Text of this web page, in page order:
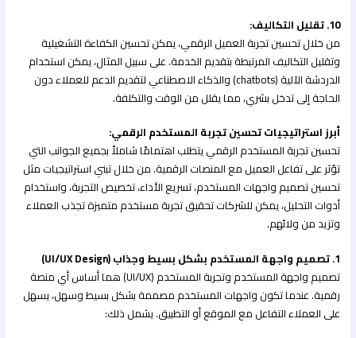
10. تقليل التكاليف:
من خلال تحسين تجربة العميل الرقمي، يمكن تحسين الكفاءة التشغيلية
وتقليل التكاليف المرتبطة بتقديم الخدمة. على سبيل المثال، يمكن استخدام
الدردشة الآلية (chatbots) والذكاء الاصطناعي لتقديم الدعم للعملاء دون
الحاجة إلى تدخل بشري، مما يقلل من الوقت والتكلفة.
أبرز استراتيجيات تحسين تجربة المستخدم الرقمي:
تحسين تجربة المستخدم الرقمي يتطلب اهتمامًا شاملاً بجميع الجوانب التي
تؤثر على تفاعل العميل مع المنصات الرقمية. من خلال تبني استراتيجيات مثل
تحسين تصميم واجهات المستخدم، تسريع الأداء، تخصيص التجربة، واستخدام
أدوات التحليل، يمكن للشركات تحقيق تجربة مستخدم متميزة تجذب العملاء
وتزيد من ولائهم.
1. تصميم واجهة المستخدم بشكل بسيط وجذاب (UI/UX Design)
تصميم واجهة المستخدم وتجربة المستخدم (UI/UX) هما أساس أي منصة
رقمية. عندما تكون واجهات المستخدم مصممة بشكل بسيط وسهل، يسهل
على العملاء التفاعل مع الموقع أو التطبيق. يشمل ذلك: